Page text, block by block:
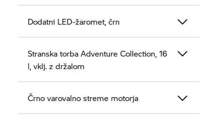
Dodatni LED-žaromet, črn
Stranska torba Adventure Collection, 16
l, vklj. z držalom
Črno varovalno streme motorja